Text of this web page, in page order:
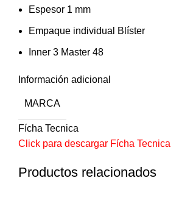
Espesor 1 mm
Empaque individual Blíster
Inner 3 Master 48
Información adicional
MARCA
Fícha Tecnica
Click para descargar Fícha Tecnica
Productos relacionados